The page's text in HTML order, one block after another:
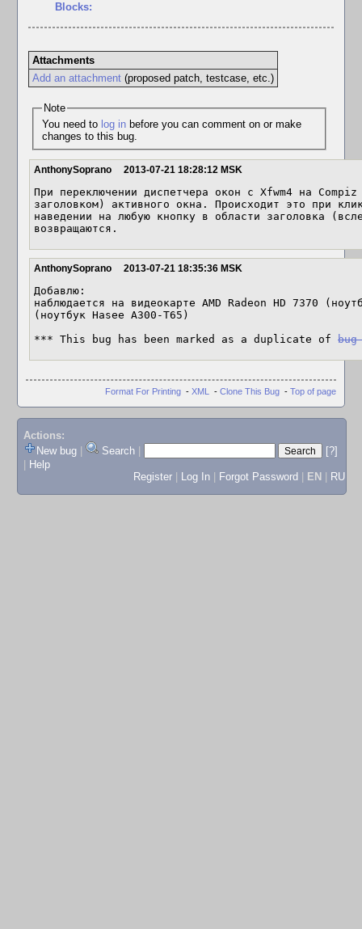
Blocks:
Attachments
Add an attachment(proposed patch, testcase, etc.)
Note
You need to log inbefore you can comment on or make
changes to this bug.
AnthonySoprano 2013-07-21 18:28:12 MSK
При переключении диспетчера окон с Xfwm4 на
заголовком) активного окна. Происходит это при
наведении на любую кнопку в области заголовка
возвращаются.
AnthonySoprano 2013-07-21 18:35:36 MSK
Добавлю:
наблюдается на видеокарте AMD Radeon HD 7370
(ноутбук Hasee A300-T65)
*** This bug has been marked as a duplicate of bug
Format For Printing - XML - Clone This Bug - Top of page
Actions:
New bug
Search
[?]
Help
Register
Log In Forgot Password EN RU